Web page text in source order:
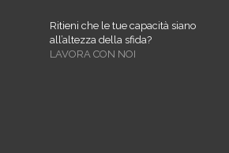
Ritieni che le tue capacità siano
all’altezza della sfida?
LAVORA CON NOI